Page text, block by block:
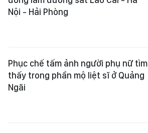
Nội - Hải Phòng
Phục chế tấm ảnh người phụ nữ tìm
thấy trong phần mộ liệt sĩ ở Quảng
Ngãi